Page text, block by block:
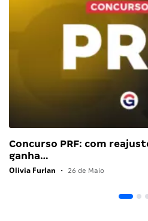
Concurso PRF: com
ganha…
Olivia Furlan • 26 de Maio